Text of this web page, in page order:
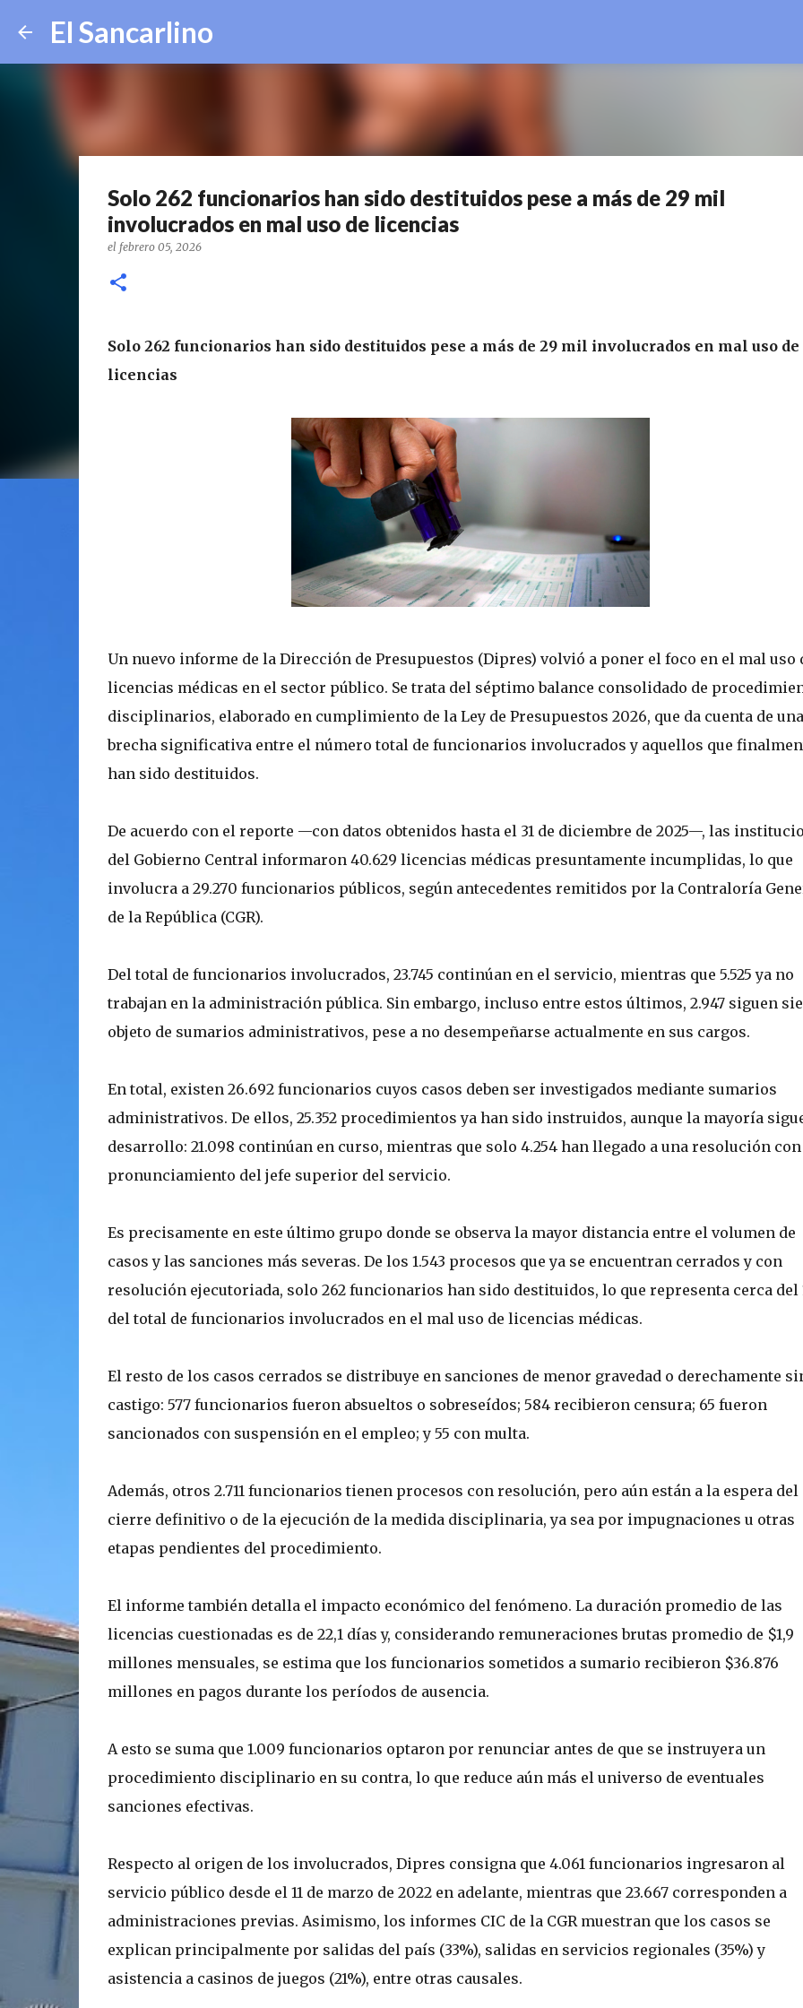
El Sancarlino
Solo 262 funcionarios han sido destituidos pese a más de 29 mil
involucrados en mal uso de licencias
el febrero 05, 2026
Solo 262 funcionarios han sido destituidos pese a más de 29 mil involucrados en mal uso de
licencias
Un nuevo informe de la Dirección de Presupuestos (Dipres) volvió a poner el foco en el mal uso
licencias médicas en el sector público. Se trata del séptimo balance consolidado de
disciplinarios, elaborado en cumplimiento de la Ley de Presupuestos 2026, que da cuenta de una
brecha significativa entre el número total de funcionarios involucrados y aquellos que
han sido destituidos.
De acuerdo con el reporte —con datos obtenidos hasta el 31 de diciembre de 2025—, las
del Gobierno Central informaron 40.629 licencias médicas presuntamente incumplidas, lo que
involucra a 29.270 funcionarios públicos, según antecedentes remitidos por la Contraloría
de la República (CGR).
Del total de funcionarios involucrados, 23.745 continúan en el servicio, mientras que 5.525 ya no
trabajan en la administración pública. Sin embargo, incluso entre estos últimos, 2.947 siguen
objeto de sumarios administrativos, pese a no desempeñarse actualmente en sus cargos.
En total, existen 26.692 funcionarios cuyos casos deben ser investigados mediante sumarios
administrativos. De ellos, 25.352 procedimientos ya han sido instruidos, aunque la mayoría
desarrollo: 21.098 continúan en curso, mientras que solo 4.254 han llegado a una resolución con
pronunciamiento del jefe superior del servicio.
Es precisamente en este último grupo donde se observa la mayor distancia entre el volumen de
casos y las sanciones más severas. De los 1.543 procesos que ya se encuentran cerrados y con
resolución ejecutoriada, solo 262 funcionarios han sido destituidos, lo que representa cerca del
del total de funcionarios involucrados en el mal uso de licencias médicas.
El resto de los casos cerrados se distribuye en sanciones de menor gravedad o derechamente
castigo: 577 funcionarios fueron absueltos o sobreseídos; 584 recibieron censura; 65 fueron
sancionados con suspensión en el empleo; y 55 con multa.
Además, otros 2.711 funcionarios tienen procesos con resolución, pero aún están a la espera del
cierre definitivo o de la ejecución de la medida disciplinaria, ya sea por impugnaciones u otras
etapas pendientes del procedimiento.
El informe también detalla el impacto económico del fenómeno. La duración promedio de las
licencias cuestionadas es de 22,1 días y, considerando remuneraciones brutas promedio de $1,9
millones mensuales, se estima que los funcionarios sometidos a sumario recibieron $36.876
millones en pagos durante los períodos de ausencia.
A esto se suma que 1.009 funcionarios optaron por renunciar antes de que se instruyera un
procedimiento disciplinario en su contra, lo que reduce aún más el universo de eventuales
sanciones efectivas.
Respecto al origen de los involucrados, Dipres consigna que 4.061 funcionarios ingresaron al
servicio público desde el 11 de marzo de 2022 en adelante, mientras que 23.667 corresponden a
administraciones previas. Asimismo, los informes CIC de la CGR muestran que los casos se
explican principalmente por salidas del país (33%), salidas en servicios regionales (35%) y
asistencia a casinos de juegos (21%), entre otras causales.